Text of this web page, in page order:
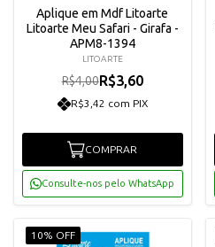
Aplique em Mdf Litoarte
Litoarte Meu Safari - Girafa -
APM8-1394
LITOARTE
R$4,00R$3,60
R$3,42 com PIX
COMPRAR
Consulte-nos pelo WhatsApp
10% OFF